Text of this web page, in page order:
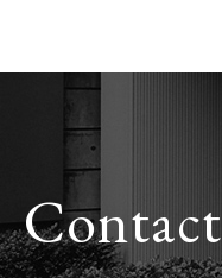
Contact